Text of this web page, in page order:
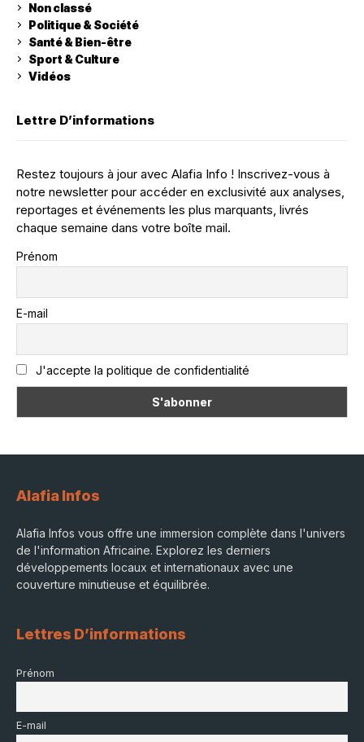
Non classé
Politique & Société
Santé & Bien-être
Sport & Culture
Vidéos
Lettre D’informations
Restez toujours à jour avec Alafia Info ! Inscrivez-vous à
notre newsletter pour accéder en exclusivité aux analyses,
reportages et événements les plus marquants, livrés
chaque semaine dans votre boîte mail.
Prénom
E-mail
J'accepte la politique de confidentialité
Alafia Infos
Alafia Infos vous offre une immersion complète dans l'univers
de l'information Africaine. Explorez les derniers
développements locaux et internationaux avec une
couverture minutieuse et équilibrée.
Lettres D’informations
Prénom
E-mail